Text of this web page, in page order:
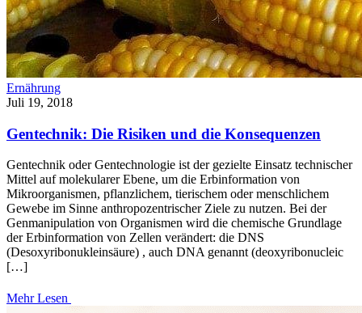
Ernährung
Juli 19, 2018
Gentechnik: Die Risiken und die Konsequenzen
Gentechnik oder Gentechnologie ist der gezielte Einsatz technischer
Mittel auf molekularer Ebene, um die Erbinformation von
Mikroorganismen, pflanzlichem, tierischem oder menschlichem
Gewebe im Sinne anthropozentrischer Ziele zu nutzen. Bei der
Genmanipulation von Organismen wird die chemische Grundlage
der Erbinformation von Zellen verändert: die DNS
(Desoxyribonukleinsäure) , auch DNA genannt (deoxyribonucleic
[…]
Mehr Lesen